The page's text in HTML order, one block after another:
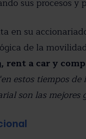
en su
de la
rent a car y
estos tiempos
son las